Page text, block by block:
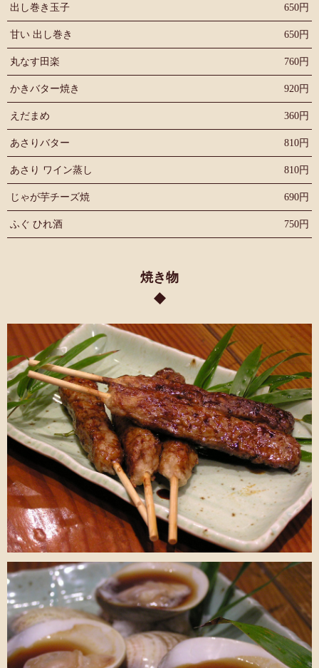
出し巻き玉子 650円
甘い 出し巻き 650円
丸なす田楽 760円
かきバター焼き 920円
えだまめ 360円
あさりバター 810円
あさり ワイン蒸し 810円
じゃが芋チーズ焼 690円
ふぐ ひれ酒 750円
焼き物